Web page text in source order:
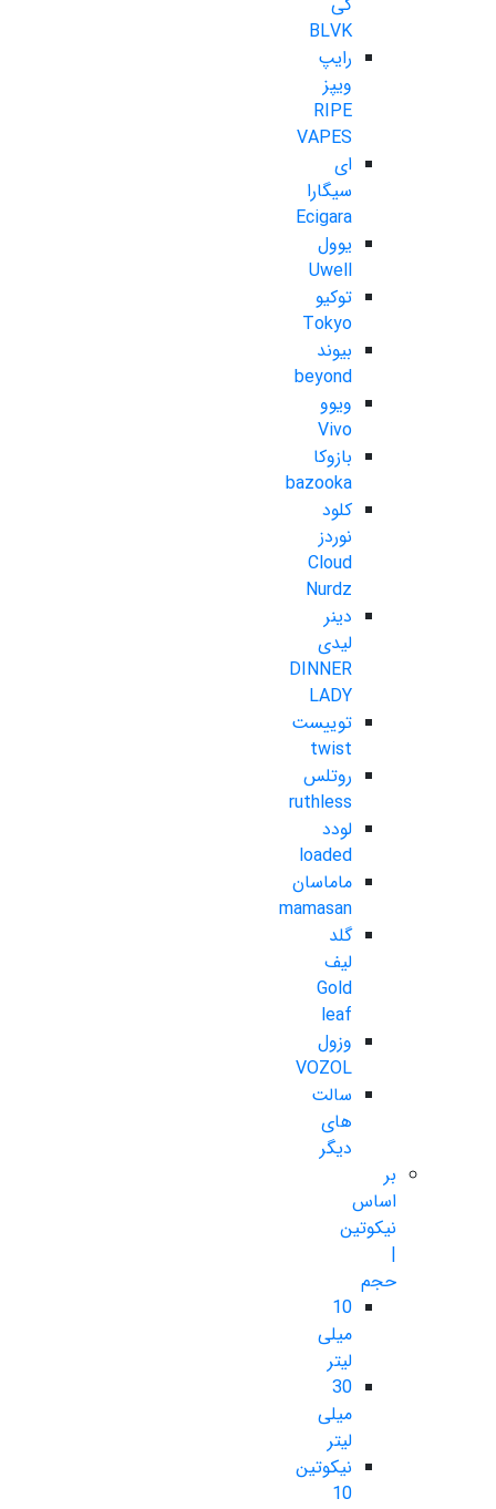
BLVK
رایپ
ویپز
RIPE
VAPES
ای
سیگارا
Ecigara
یوول
Uwell
توکیو
Tokyo
بیوند
beyond
ویوو
Vivo
بازوکا
bazooka
کلود
نوردز
Cloud
Nurdz
دینر
لیدی
DINNER
LADY
توییست
twist
روتلس
ruthless
لودد
loaded
ماماسان
mamasan
گلد
لیف
Gold
leaf
وزول
VOZOL
سالت
های
دیگر
بر
اساس
نیکوتین
|
حجم
10
میلی
لیتر
30
میلی
لیتر
نیکوتین
10